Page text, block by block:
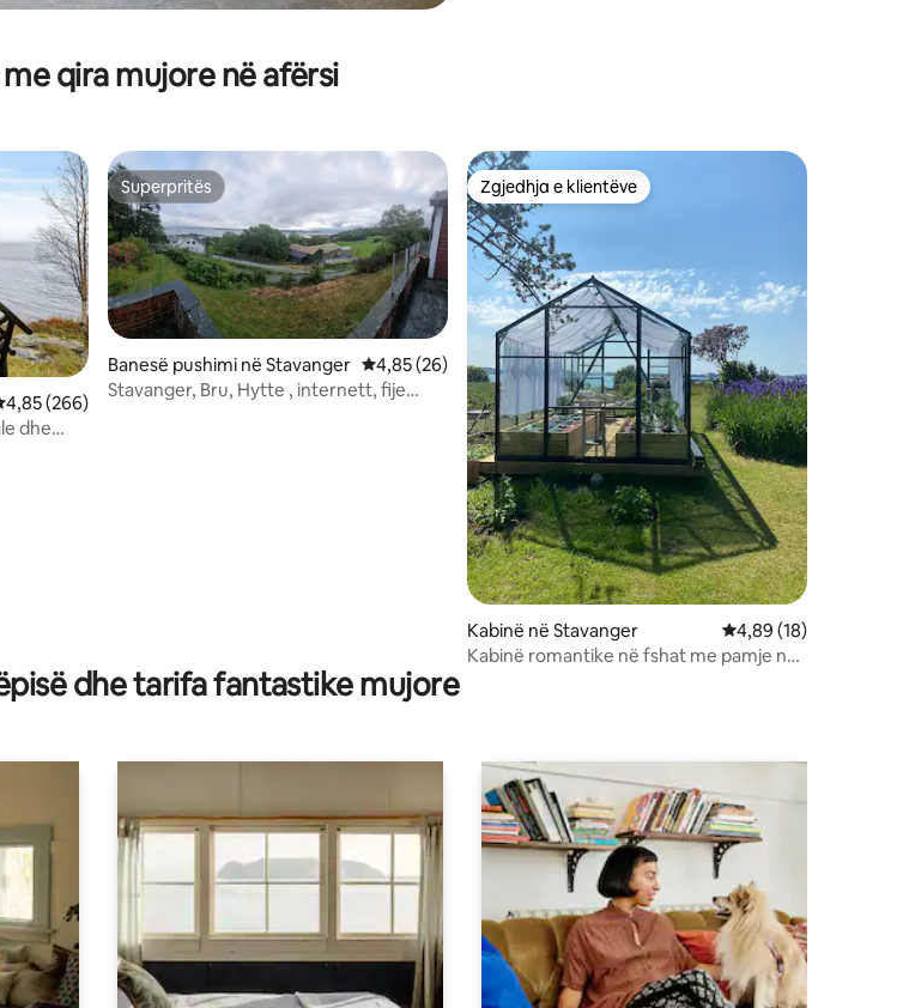
qira mujore në afërsi
mesatar 4,85 nga 5, 266 vlerësime
4,85 (266)
dhe
Superpritës
Superpritës
Banesë pushimi në Stavanger Vlerësimi mesatar 4,85 nga 5, 26 vlerësime
4,85 (26)
Stavanger, Bru, Hytte , internett, fije
Zgjedhja e klientëve
Zgjedhja e klientëve
Kabinë në Stavanger Vlerësimi mesatar
4,89 (18)
Kabinë romantike në fshat me pamje nga
dhe tarifa fantastike mujore